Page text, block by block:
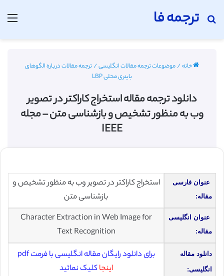
ترجمه فا
جستجو برای
خانه/موضوعات ترجمه مقالات انگلیسی/ترجمه مقالات درباره الگوهای
باینری محلی LBP
دانلود ترجمه مقاله استخراج کاراکتر در تصویر
وب به منظور تشخیص و بازشناسی متن – مجله
IEEE
عنوان فارسی
مقاله:
استخراج کاراکتر در تصویر وب به منظور تشخیص و
بازشناسی متن
عنوان انگلیسی
مقاله:
Character Extraction in Web Image for
Text Recognition
دانلود مقاله
انگلیسی:
برای دانلود رایگان مقاله انگلیسی با فرمت pdf
اینجاکلیک نمائید